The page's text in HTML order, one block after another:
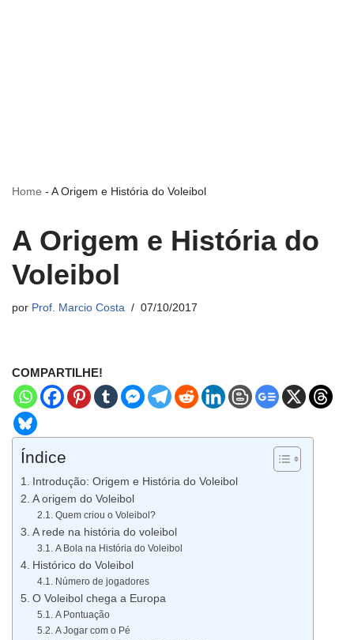
Home - A Origem e História do Voleibol
A Origem e História do
Voleibol
por Prof. Marcio Costa 07/10/2017
COMPARTILHE!
Índice
Introdução: Origem e História do Voleibol
A origem do Voleibol
Quem criou o Voleibol?
A rede na história do voleibol
A Bola na História do Voleibol
Histórico do Voleibol
Número de jogadores
O Voleibol chega a Europa
A Pontuação
A Jogar com o Pé